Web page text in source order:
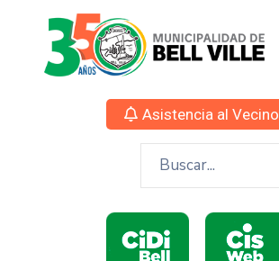
Asistencia al Vecino